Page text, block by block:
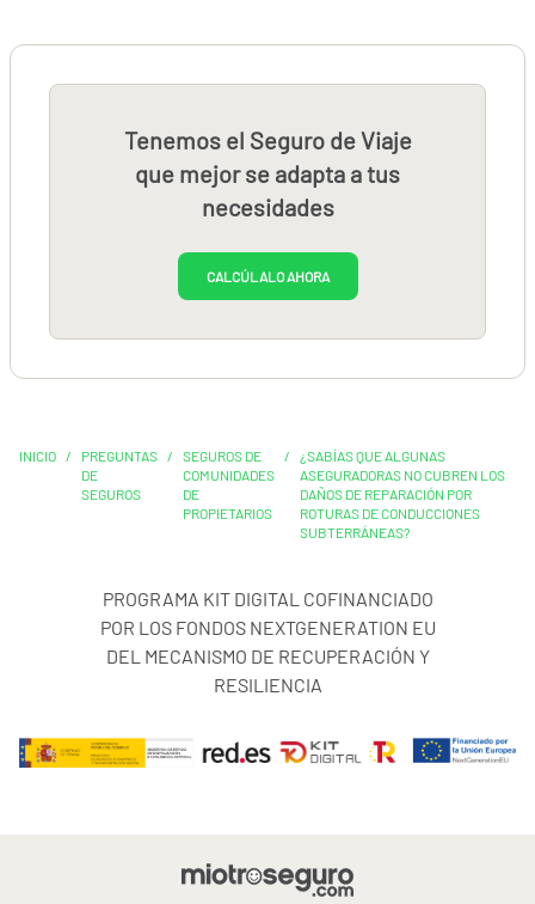
Tenemos el Seguro de Viaje
que mejor se adapta a tus
necesidades
CALCÚLALO AHORA
INICIO /
PREGUNTAS
DE
SEGUROS
/
SEGUROS DE
COMUNIDADES
DE
PROPIETARIOS
/
¿SABÍAS QUE ALGUNAS
ASEGURADORAS NO CUBREN LOS
DAÑOS DE REPARACIÓN POR
ROTURAS DE CONDUCCIONES
SUBTERRÁNEAS?
PROGRAMA KIT DIGITAL COFINANCIADO
POR LOS FONDOS NEXTGENERATION EU
DEL MECANISMO DE RECUPERACIÓN Y
RESILIENCIA